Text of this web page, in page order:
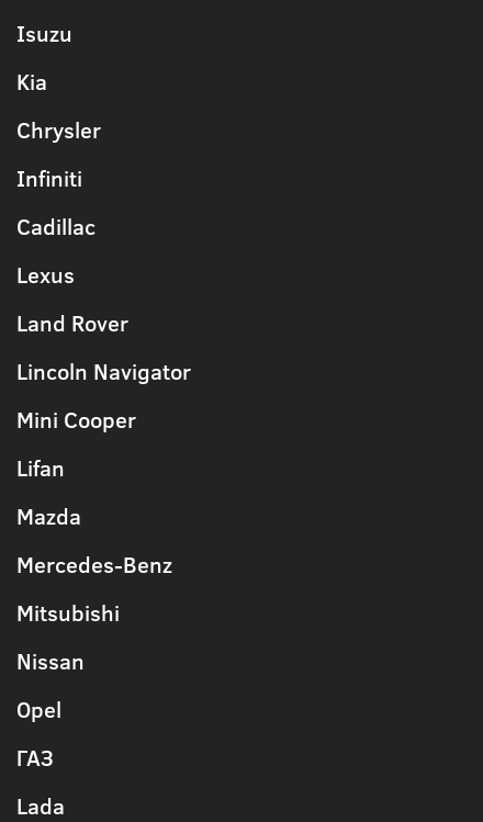
Isuzu
Kia
Chrysler
Infiniti
Cadillac
Lexus
Land Rover
Lincoln Navigator
Mini Cooper
Lifan
Mazda
Mercedes-Benz
Mitsubishi
Nissan
Opel
ГАЗ
Lada